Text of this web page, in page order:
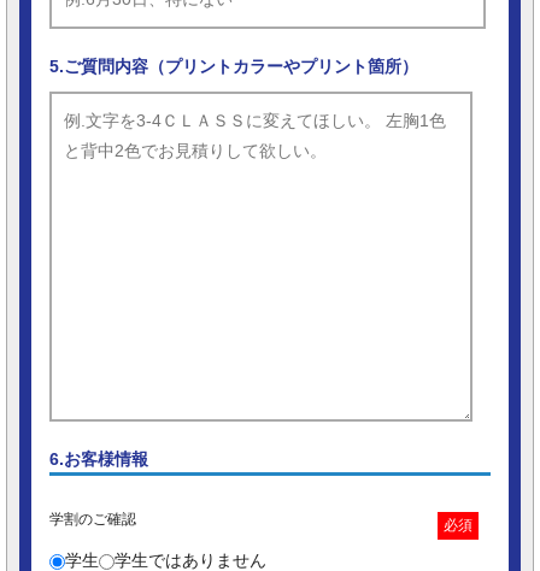
5.ご質問内容（プリントカラーやプリント箇所）
6.お客様情報
学割のご確認 必須
学生 学生ではありません